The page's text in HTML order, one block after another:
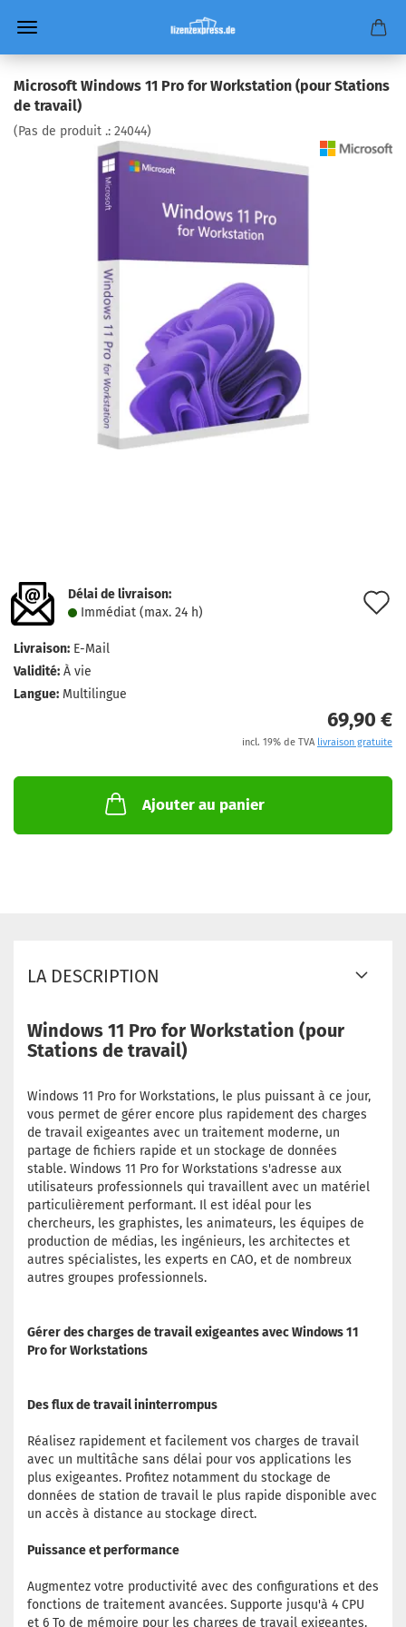
Microsoft Windows 11 Pro for Workstation (pour Stations
de travail)
(Pas de produit .: 24044)
Délai de livraison:
Immédiat (max. 24 h)
Livraison: E-Mail
Validité: À vie
Langue: Multilingue
69,90 €
incl. 19% de TVA livraison gratuite
Ajouter au panier
LA DESCRIPTION
Windows 11 Pro for Workstation (pour
Stations de travail)
Windows 11 Pro for Workstations, le plus puissant à ce jour,
vous permet de gérer encore plus rapidement des charges
de travail exigeantes avec un traitement moderne, un
partage de fichiers rapide et un stockage de données
stable. Windows 11 Pro for Workstations s'adresse aux
utilisateurs professionnels qui travaillent avec un matériel
particulièrement performant. Il est idéal pour les
chercheurs, les graphistes, les animateurs, les équipes de
production de médias, les ingénieurs, les architectes et
autres spécialistes, les experts en CAO, et de nombreux
autres groupes professionnels.
Gérer des charges de travail exigeantes avec Windows 11
Pro for Workstations
Des flux de travail ininterrompus
Réalisez rapidement et facilement vos charges de travail
avec un multitâche sans délai pour vos applications les
plus exigeantes. Profitez notamment du stockage de
données de station de travail le plus rapide disponible avec
un accès à distance au stockage direct.
Puissance et performance
Augmentez votre productivité avec des configurations et des
fonctions de traitement avancées. Supporte jusqu'à 4 CPU
et 6 To de mémoire pour les charges de travail exigeantes.